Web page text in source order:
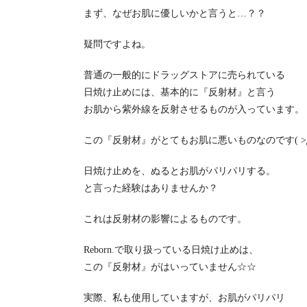
まず、なぜお肌に優しいかと言うと…？？
疑問ですよね。
普通の一般的にドラッグストアに売られている
日焼け止めには、基本的に『反射材』と言う
お肌から紫外線を反射させるものが入っています。
この『反射材』がとてもお肌に悪いものなのです(
日焼け止めを、ぬるとお肌がパリパリする。
と言った経験はありませんか？
これは反射材の影響によるものです。
Reborn.で取り扱っている日焼け止めは、
この『反射材』がはいっていません☆☆
実際、私も使用していますが、お肌がパリパリ